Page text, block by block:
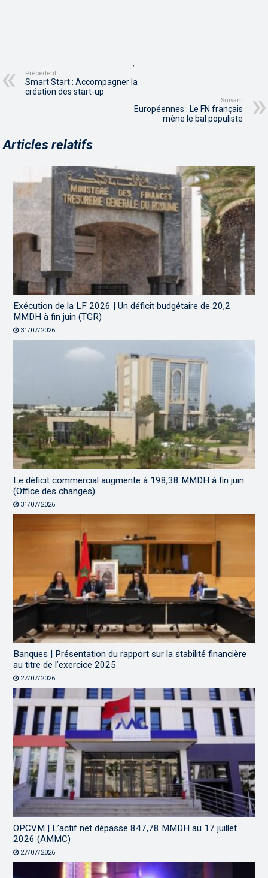
,
Précédent
Smart Start : Accompagner la
création des start-up
Suivant
Européennes : Le FN français
mène le bal populiste
Articles relatifs
Exécution de la LF 2026 | Un déficit budgétaire de 20,2
MMDH à fin juin (TGR)
31/07/2026
Le déficit commercial augmente à 198,38 MMDH à fin juin
(Office des changes)
31/07/2026
Banques | Présentation du rapport sur la stabilité financière
au titre de l’exercice 2025
27/07/2026
OPCVM | L’actif net dépasse 847,78 MMDH au 17 juillet
2026 (AMMC)
27/07/2026